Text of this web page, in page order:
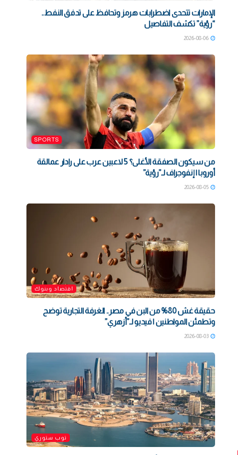
الإمارات تتحدى اضطرابات هرمز وتحافظ على تدفق النفط..
“رؤية” تكشف التفاصيل
2026-08-06
SPORTS
من سيكون الصفقة الأغلى؟ 5 لاعبين عرب على رادار عمالقة
أوروبا | إنفوجراف لـ”رؤية”
2026-08-05
اقتصاد وبنوك
حقيقة غش 80% من البن في مصر.. الغرفة التجارية توضح
وتطمئن المواطنين | فيديو لـ”أزهري”
2026-08-03
توب ستوري